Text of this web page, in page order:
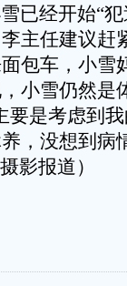
已经开始“
主任建议赶
包车，小雪
小雪仍然是
要是考虑到
，没想到病
影报道）